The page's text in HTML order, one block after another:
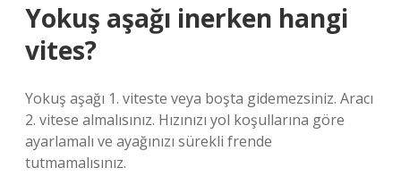
Yokuş aşağı inerken hangi
vites?
Yokuş aşağı 1. viteste veya boşta gidemezsiniz. Aracı
2. vitese almalısınız. Hızınızı yol koşullarına göre
ayarlamalı ve ayağınızı sürekli frende
tutmamalısınız.